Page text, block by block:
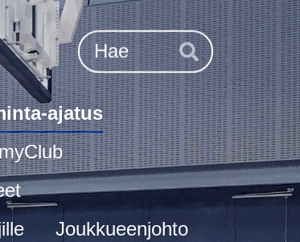
Haku
Hae
ajatus
Joukkueenjohto